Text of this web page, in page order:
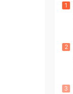
1
2
3